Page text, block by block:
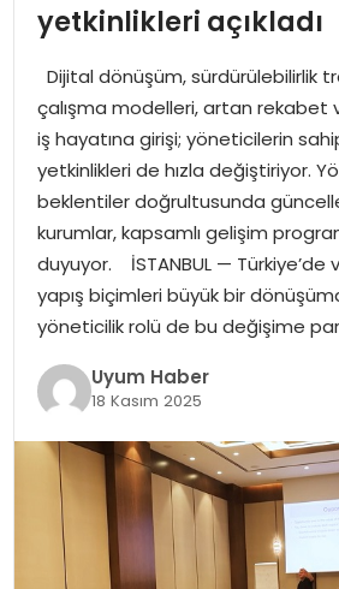
DÜNYA
SPOR
TEKNOLOJI
SAĞLIK
MAGAZIN
YAŞAM
yetkinlikleri açıkladı
Dijital dönüşüm, sürdürülebilirlik
çalışma modelleri, artan rekabet
iş hayatına girişi; yöneticilerin
yetkinlikleri de hızla değiştiriyor.
beklentiler doğrultusunda
kurumlar, kapsamlı gelişim
duyuyor. İSTANBUL — Türkiye’de
yapış biçimleri büyük bir
yöneticilik rolü de bu değişime
Uyum Haber
18 Kasım 2025